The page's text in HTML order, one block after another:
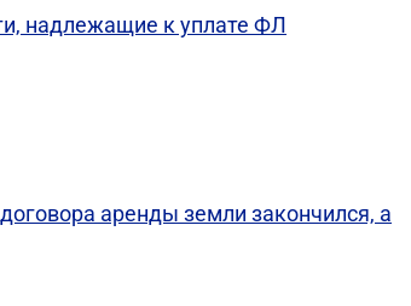
надлежащие к уплате ФЛ
аренды земли закончился, а